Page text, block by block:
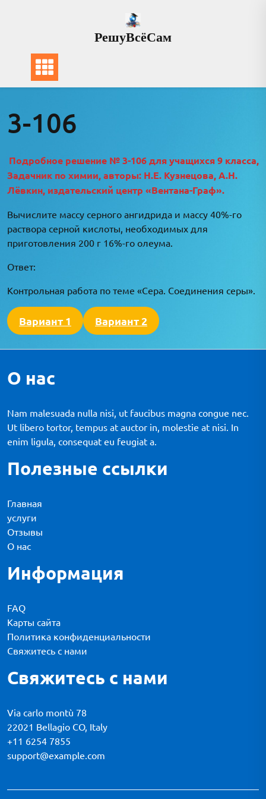
РешуВсёСам
3-106
Подробное решение № 3-106 для учащихся 9 класса,
Задачник по химии, авторы: Н.Е. Кузнецова, А.Н.
Лёвкин, издательский центр «Вентана-Граф».
Вычислите массу серного ангидрида и массу 40%-го
раствора серной кислоты, необходимых для
приготовления 200 г 16%-го олеума.
Ответ:
Контрольная работа по теме «Сера. Соединения серы».
Вариант 1 Вариант 2
О нас
Nam malesuada nulla nisi, ut faucibus magna congue nec.
Ut libero tortor, tempus at auctor in, molestie at nisi. In
enim ligula, consequat eu feugiat a.
Полезные ссылки
Главная
услуги
Отзывы
О нас
Информация
FAQ
Карты сайта
Политика конфиденциальности
Свяжитесь с нами
Свяжитесь с нами
Via carlo montù 78
22021 Bellagio CO, Italy
+11 6254 7855
support@example.com